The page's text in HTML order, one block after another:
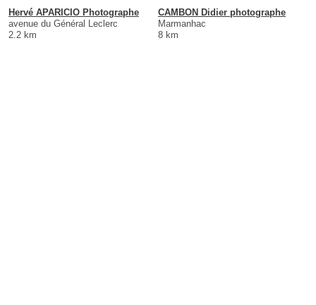
Hervé APARICIO Photographe
avenue du Général Leclerc
2.2 km
CAMBON Didier photographe
Marmanhac
8 km